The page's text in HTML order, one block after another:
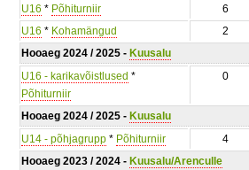
U16 * Põhiturniir 6
U16 * Kohamängud 2
Hooaeg 2024 / 2025 - Kuusalu
U16 - karikavõistlused *
Põhiturniir
0
Hooaeg 2024 / 2025 - Kuusalu
U14 - põhjagrupp * Põhiturniir 4
Hooaeg 2023 / 2024 - Kuusalu/Arenculle